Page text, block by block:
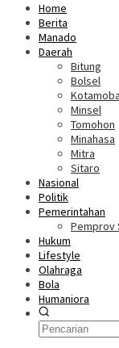
Home
Berita
Manado
Daerah
Bitung
Bolsel
Minsel
Tomohon
Minahasa
Mitra
Sitaro
Nasional
Politik
Pemerintahan
Pemprov
Hukum
Lifestyle
Olahraga
Bola
Humaniora